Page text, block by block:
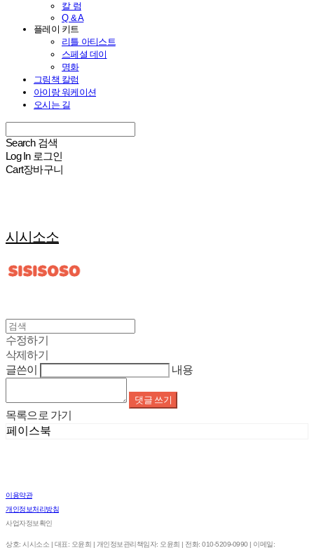
칼 럼
Q & A
플레이 키트
리틀 아티스트
스페셜 데이
명화
그림책 칼럼
아이랑 워케이션
오시는 길
Search 검색
Log In 로그인
Cart장바구니
시시소소
수정하기
삭제하기
글쓴이
내용
댓글 쓰기
목록으로 가기
페이스북
이용약관
개인정보처리방침
사업자정보확인
상호: 시시소소 | 대표: 오윤희 | 개인정보관리책임자: 오윤희 | 전화: 010-5209-0990 | 이메일: